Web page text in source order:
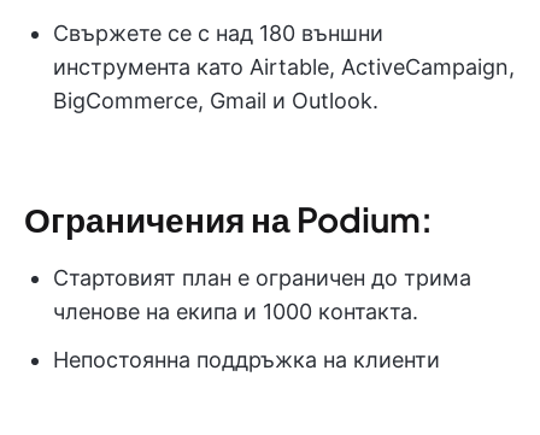
Свържете се с над 180 външни
инструмента като Airtable, ActiveCampaign,
BigCommerce, Gmail и Outlook.
Ограничения на Podium:
Стартовият план е ограничен до трима
членове на екипа и 1000 контакта.
Непостоянна поддръжка на клиенти